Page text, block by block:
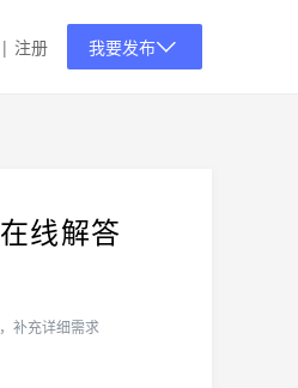
| 注册 我要发布
线解答
补充详细需求